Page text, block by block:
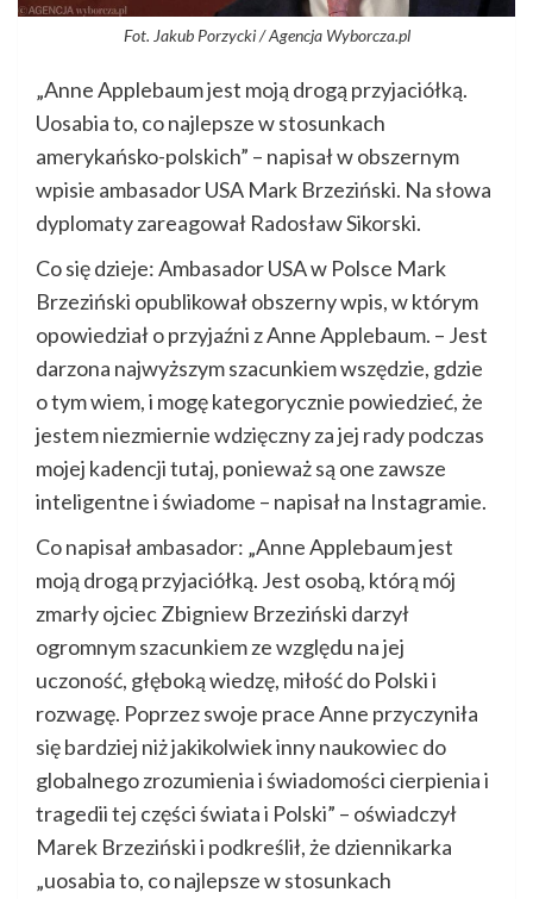
Fot. Jakub Porzycki / Agencja Wyborcza.pl
„Anne Applebaum jest moją drogą przyjaciółką.
Uosabia to, co najlepsze w stosunkach
amerykańsko-polskich” – napisał w obszernym
wpisie ambasador USA Mark Brzeziński. Na słowa
dyplomaty zareagował Radosław Sikorski.
Co się dzieje: Ambasador USA w Polsce Mark
Brzeziński opublikował obszerny wpis, w którym
opowiedział o przyjaźni z Anne Applebaum. – Jest
darzona najwyższym szacunkiem wszędzie, gdzie
o tym wiem, i mogę kategorycznie powiedzieć, że
jestem niezmiernie wdzięczny za jej rady podczas
mojej kadencji tutaj, ponieważ są one zawsze
inteligentne i świadome – napisał na Instagramie.
Co napisał ambasador: „Anne Applebaum jest
moją drogą przyjaciółką. Jest osobą, którą mój
zmarły ojciec Zbigniew Brzeziński darzył
ogromnym szacunkiem ze względu na jej
uczoność, głęboką wiedzę, miłość do Polski i
rozwagę. Poprzez swoje prace Anne przyczyniła
się bardziej niż jakikolwiek inny naukowiec do
globalnego zrozumienia i świadomości cierpienia i
tragedii tej części świata i Polski” – oświadczył
Marek Brzeziński i podkreślił, że dziennikarka
„uosabia to, co najlepsze w stosunkach